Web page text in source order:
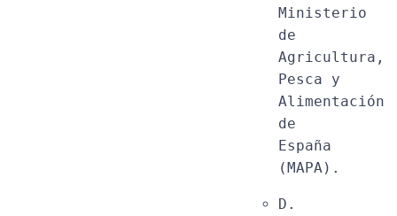
Ministerio
de
Agricultura,
Pesca y
Alimentación
de
España
(MAPA).
D.